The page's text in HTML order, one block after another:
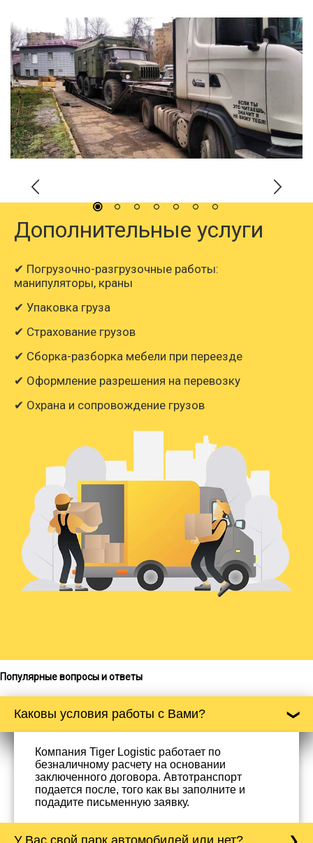
Дополнительные услуги
✔ Погрузочно-разгрузочные работы:
манипуляторы, краны
✔ Упаковка груза
✔ Страхование грузов
✔ Сборка-разборка мебели при переезде
✔ Оформление разрешения на перевозку
✔ Охрана и сопровождение грузов
Популярные вопросы и ответы
Каковы условия работы с Вами?
Компания Tiger Logistic работает по
безналичному расчету на основании
заключенного договора. Автотранспорт
подается после, того как вы заполните и
подадите письменную заявку.
У Вас свой парк автомобилей или нет?